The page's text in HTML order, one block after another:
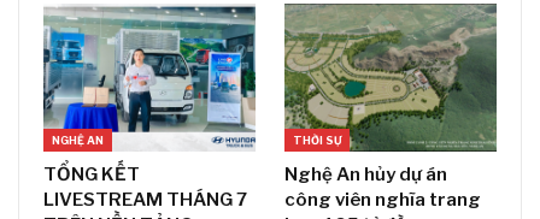
NGHỆ AN
TỔNG KẾT
LIVESTREAM THÁNG 7
THỜI SỰ
Nghệ An hủy dự án
công viên nghĩa trang